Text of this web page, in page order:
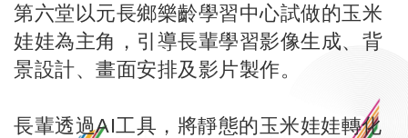
第六堂以元長鄉樂齡學習中心試做的玉米
娃娃為主角，引導長輩學習影像生成、背
景設計、畫面安排及影片製作。
長輩透過AI工具，將靜態的玉米娃娃轉化